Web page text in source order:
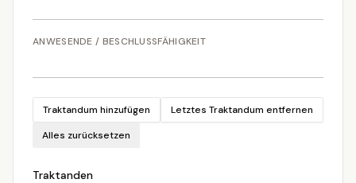
ANWESENDE / BESCHLUSSFÄHIGKEIT
Traktandum hinzufügen
Letztes Traktandum entfernen
Alles zurücksetzen
Traktanden